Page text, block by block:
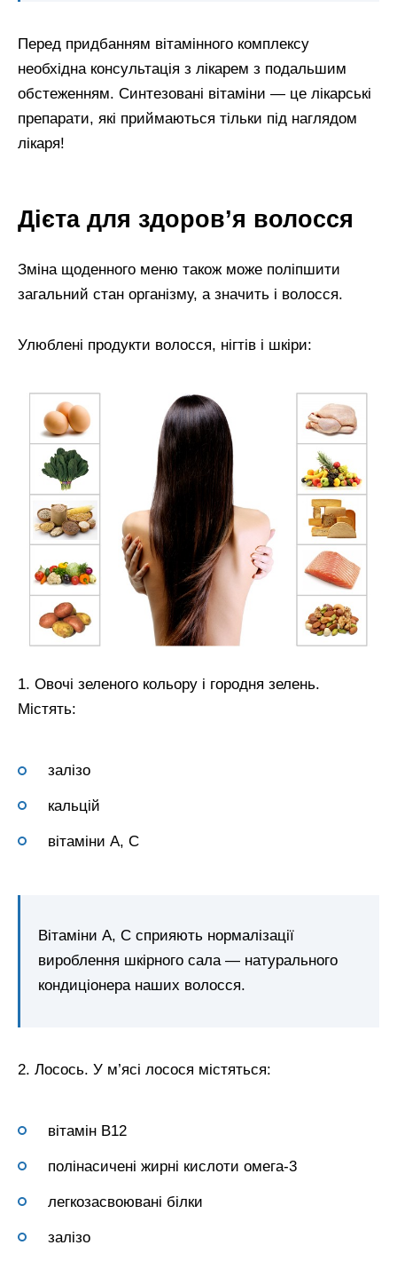
Перед придбанням вітамінного комплексу
необхідна консультація з лікарем з подальшим
обстеженням. Синтезовані вітаміни — це лікарські
препарати, які приймаються тільки під наглядом
лікаря!
Дієта для здоров’я волосся
Зміна щоденного меню також може поліпшити
загальний стан організму, а значить і волосся.
Улюблені продукти волосся, нігтів і шкіри:
1. Овочі зеленого кольору і городня зелень.
Містять:
залізо
кальцій
вітаміни А, С
Вітаміни А, С сприяють нормалізації
вироблення шкірного сала — натурального
кондиціонера наших волосся.
2. Лосось. У м’ясі лосося містяться:
вітамін В12
полінасичені жирні кислоти омега-3
легкозасвоювані білки
залізо